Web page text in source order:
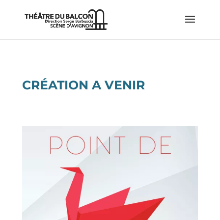
CRÉATION A VENIR